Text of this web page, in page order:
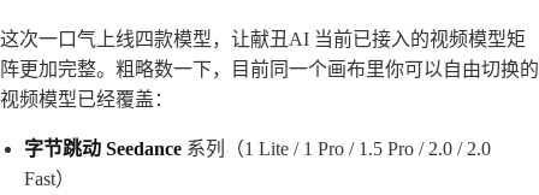
这次一口气上线四款模型，让献丑AI 当前已接入的视频模型矩
阵更加完整。粗略数一下，目前同一个画布里你可以自由切换的
视频模型已经覆盖：
字节跳动 Seedance 系列（1 Lite / 1 Pro / 1.5 Pro / 2.0 / 2.0
Fast）